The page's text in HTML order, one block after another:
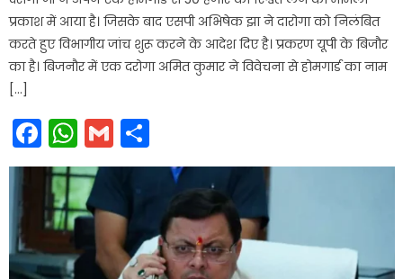
प्रकाश में आया है। जिसके बाद एसपी अभिषेक झा ने दारोगा को निलंबित
करते हुए विभागीय जांच शुरू करने के आदेश​ दिए है। प्रकरण यूपी के बिजौर
का है। बिजनौर में एक दरोगा अमित कुमार ने विवेचना से होमगार्ड का नाम
[…]
Facebook
WhatsApp
Gmail